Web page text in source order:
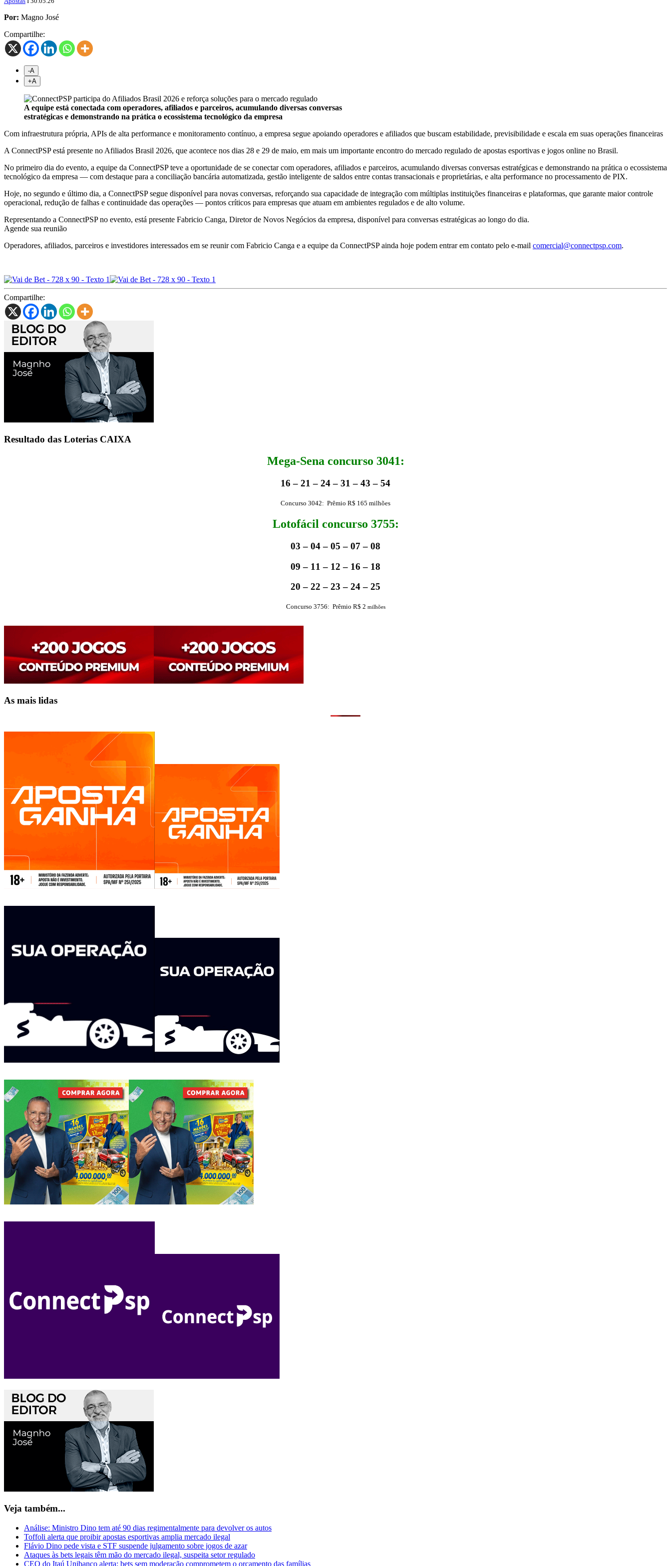
Por: Magno José
Compartilhe:
-A
+A
A equipe está conectada com operadores, afiliados e parceiros, acumulando diversas conversas
estratégicas e demonstrando na prática o ecossistema tecnológico da empresa
Com infraestrutura própria, APIs de alta performance e monitoramento contínuo, a empresa segue apoiando operadores e afiliados que buscam estabilidade, previsibilidade e escala em suas operações financeiras
A ConnectPSP está presente no Afiliados Brasil 2026, que acontece nos dias 28 e 29 de maio, em mais um importante encontro do mercado regulado de apostas esportivas e jogos online no Brasil.
No primeiro dia do evento, a equipe da ConnectPSP teve a oportunidade de se conectar com operadores, afiliados e parceiros, acumulando diversas conversas estratégicas e demonstrando na prática o ecossistema
tecnológico da empresa — com destaque para a conciliação bancária automatizada, gestão inteligente de saldos entre contas transacionais e proprietárias, e alta performance no processamento de PIX.
Hoje, no segundo e último dia, a ConnectPSP segue disponível para novas conversas, reforçando sua capacidade de integração com múltiplas instituições financeiras e plataformas, que garante maior controle
operacional, redução de falhas e continuidade das operações — pontos críticos para empresas que atuam em ambientes regulados e de alto volume.
Representando a ConnectPSP no evento, está presente Fabricio Canga, Diretor de Novos Negócios da empresa, disponível para conversas estratégicas ao longo do dia.
Agende sua reunião
Operadores, afiliados, parceiros e investidores interessados em se reunir com Fabricio Canga e a equipe da ConnectPSP ainda hoje podem entrar em contato pelo e-mail comercial@connectpsp.com.
Compartilhe:
Resultado das Loterias CAIXA
Mega-Sena concurso 3041:
16 – 21 – 24 – 31 – 43 – 54
Concurso 3042: Prêmio R$ 165 milhões
Lotofácil concurso 3755:
03 – 04 – 05 – 07 – 08
09 – 11 – 12 – 16 – 18
20 – 22 – 23 – 24 – 25
Concurso 3756: Prêmio R$ 2 milhões
As mais lidas
Veja também...
Análise: Ministro Dino tem até 90 dias regimentalmente para devolver os autos
Toffoli alerta que proibir apostas esportivas amplia mercado ilegal
Flávio Dino pede vista e STF suspende julgamento sobre jogos de azar
Ataques às bets legais têm mão do mercado ilegal, suspeita setor regulado
CEO do Itaú Unibanco alerta: bets sem moderação comprometem o orçamento das famílias